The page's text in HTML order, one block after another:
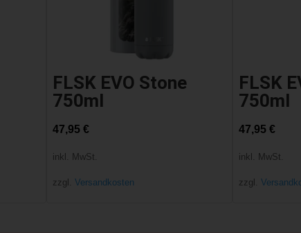
FLSK EVO Stone
750ml
47,95€
inkl. MwSt.
zzgl. Versandkosten
FLSK
750ml
47,95 €
inkl. MwSt.
zzgl.